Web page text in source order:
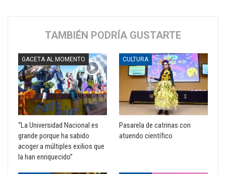
TAMBIÉN PODRÍA GUSTARTE
GACETA AL MOMENTO
“La Universidad Nacional es
grande porque ha sabido
acoger a múltiples exilios que
la han enriquecido”
CULTURA
Pasarela de catrinas con
atuendo científico